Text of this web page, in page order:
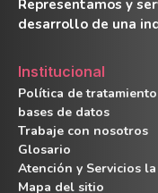
Representamos y
desarrollo de una
Institucional
Política de
bases de datos
Trabaje con nosotros
Glosario
Atención y Servicios
Mapa del sitio